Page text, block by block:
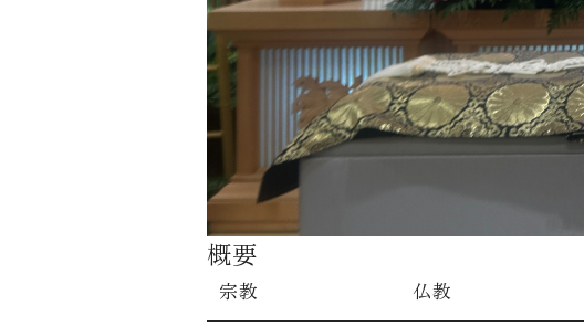
概要
宗教 仏教